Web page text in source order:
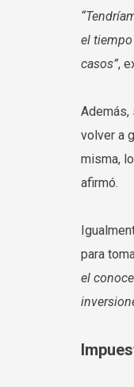
el
casos”,
Además,
volver a
misma,
afirmó.
para
el